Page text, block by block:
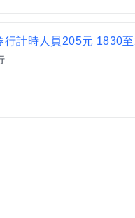
行計時人員205元 1830